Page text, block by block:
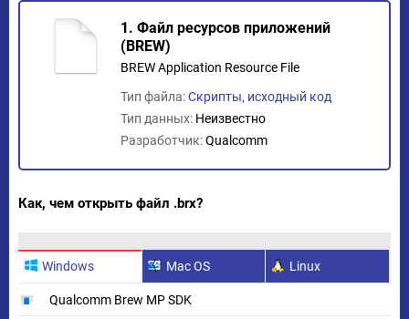
1. Файл ресурсов приложений
(BREW)
BREW Application Resource File
Тип файла:Скрипты, исходный код
Тип данных: Неизвестно
Разработчик:Qualcomm
Как, чем открыть файл .brx?
Windows Mac OS Linux
Qualcomm Brew MP SDK